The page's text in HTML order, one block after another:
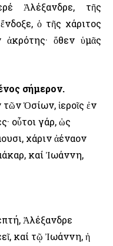
Ἀλέξανδρε, τῆς
ὁ τῆς χάριτος
ὅθεν ὑμᾶς
σήμερον.
Ὁσίων, ἱεροῖς ἐν
οὗτοι γάρ, ὡς
χάριν ἀέναον
καί Ἰωάννη,
Ἀλέξανδρε
καί τῷ Ἰωάννη, ἡ